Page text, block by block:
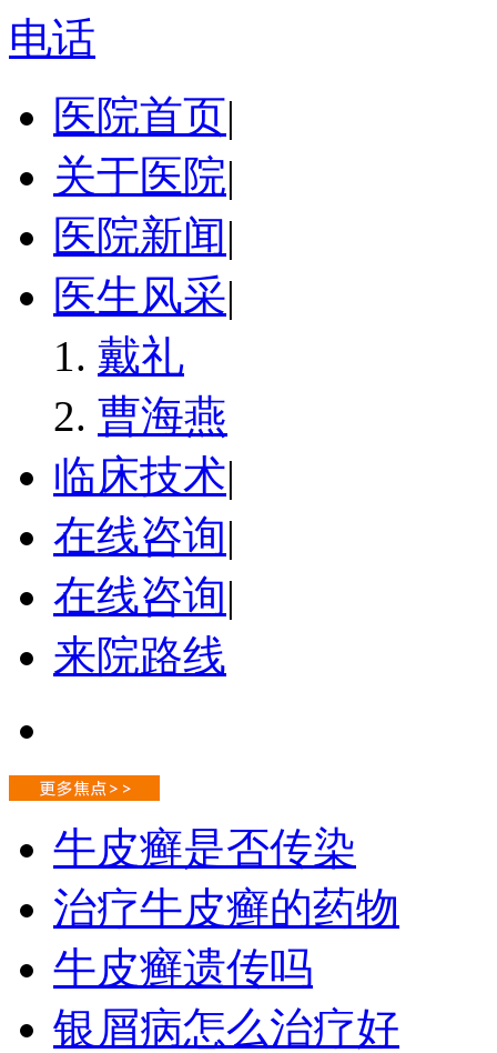
电话
医院首页|
关于医院|
医院新闻|
医生风采|
戴礼
曹海燕
临床技术|
在线咨询|
在线咨询|
来院路线
牛皮癣是否传染
治疗牛皮癣的药物
牛皮癣遗传吗
银屑病怎么治疗好